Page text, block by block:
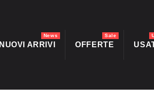
NUOVI ARRIVI
News
OFFERTE
Sale